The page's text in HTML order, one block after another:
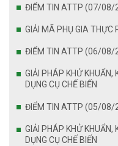
ĐIỂM TIN ATTP (07/08/
GIẢI MÃ PHỤ GIA THỰC
ĐIỂM TIN ATTP (06/08/
GIẢI PHÁP KHỬ
DỤNG CỤ CHẾ BIẾN
ĐIỂM TIN ATTP
GIẢI PHÁP KHỬ KHUẨN,
DỤNG CỤ CHẾ BIẾN